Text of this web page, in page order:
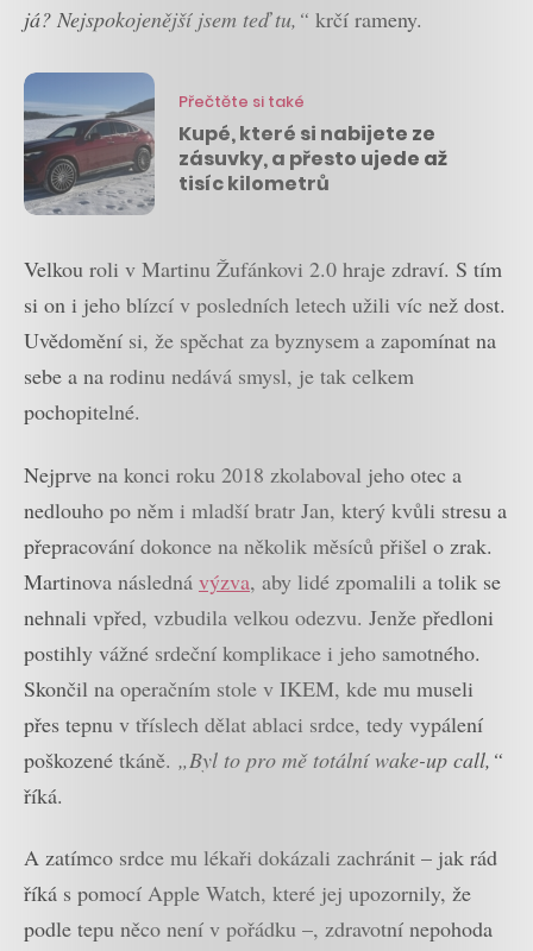
já? Nejspokojenější jsem teď tu,“ krčí rameny.
Přečtěte si také
Kupé, které si nabijete ze
zásuvky, a přesto ujede až
tisíc kilometrů
Velkou roli v Martinu Žufánkovi 2.0 hraje zdraví. S tím
si on i jeho blízcí v posledních letech užili víc než dost.
Uvědomění si, že spěchat za byznysem a zapomínat na
sebe a na rodinu nedává smysl, je tak celkem
pochopitelné.
Nejprve na konci roku 2018 zkolaboval jeho otec a
nedlouho po něm i mladší bratr Jan, který kvůli stresu a
přepracování dokonce na několik měsíců přišel o zrak.
Martinova následná výzva, aby lidé zpomalili a tolik se
nehnali vpřed, vzbudila velkou odezvu. Jenže předloni
postihly vážné srdeční komplikace i jeho samotného.
Skončil na operačním stole v IKEM, kde mu museli
přes tepnu v tříslech dělat ablaci srdce, tedy vypálení
poškozené tkáně. „Byl to pro mě totální wake-up call,“
říká.
A zatímco srdce mu lékaři dokázali zachránit – jak rád
říká s pomocí Apple Watch, které jej upozornily, že
podle tepu něco není v pořádku –, zdravotní nepohoda